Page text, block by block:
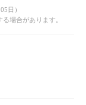
日）
場合があります。